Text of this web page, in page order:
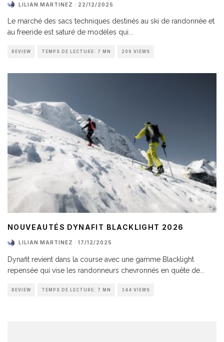
LILIAN MARTINEZ · 22/12/2025
Le marché des sacs techniques destinés au ski de randonnée et
au freeride est saturé de modèles qui
REVIEW TEMPS DE LECTURE: 7 MN 206 VIEWS
NOUVEAUTÉS DYNAFIT BLACKLIGHT 2026
LILIAN MARTINEZ · 17/12/2025
Dynafit revient dans la course avec une gamme Blacklight
repensée qui vise les randonneurs chevronnés en quête de
REVIEW TEMPS DE LECTURE: 7 MN 344 VIEWS